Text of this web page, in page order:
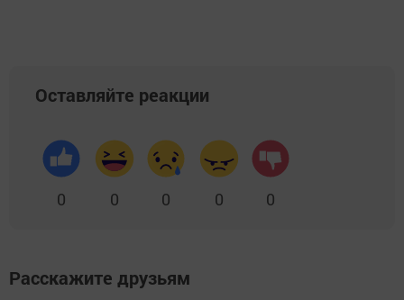
Оставляйте реакции
0 0 0 0 0
Расскажите друзьям